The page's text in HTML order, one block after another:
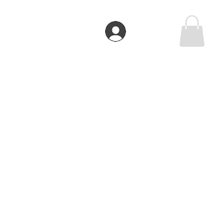
تسجيل الدخول